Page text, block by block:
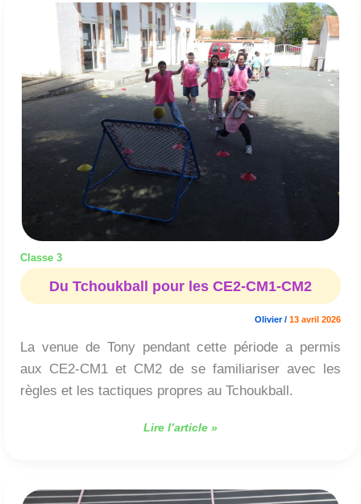
Classe 3
Du Tchoukball pour les CE2-CM1-CM2
Olivier/ 13 avril 2026
La venue de Tony pendant cette période a permis
aux CE2-CM1 et CM2 de se familiariser avec les
règles et les tactiques propres au Tchoukball.
Du
Tchoukball
pour
les
CE2-
CM1-
CM2
Lire l’article »
Du